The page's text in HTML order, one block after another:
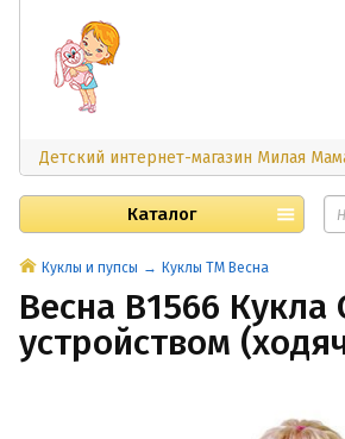
Детский интернет-магазин Милая
Каталог
Куклы и пупсы Куклы ТМ Весна
Весна В1566
устройством